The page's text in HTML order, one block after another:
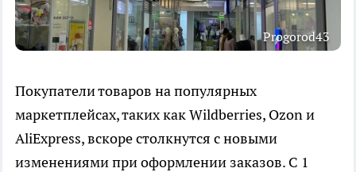
Progorod43
Покупатели товаров на популярных
маркетплейсах, таких как Wildberries, Ozon и
AliExpress, вскоре столкнутся с новыми
изменениями при оформлении заказов. С 1